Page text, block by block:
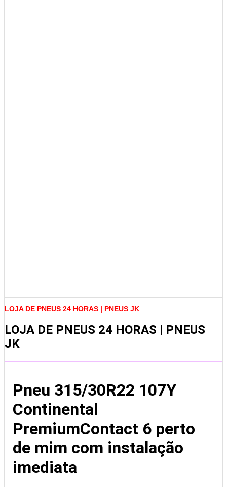
LOJA DE PNEUS 24 HORAS | PNEUS JK
LOJA DE PNEUS 24 HORAS | PNEUS
JK
Pneu 315/30R22 107Y
Continental
PremiumContact 6 perto
de mim com instalação
imediata